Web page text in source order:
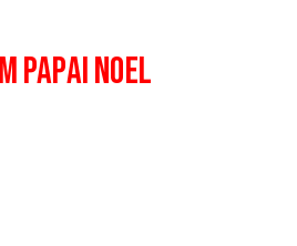
Papai Noel